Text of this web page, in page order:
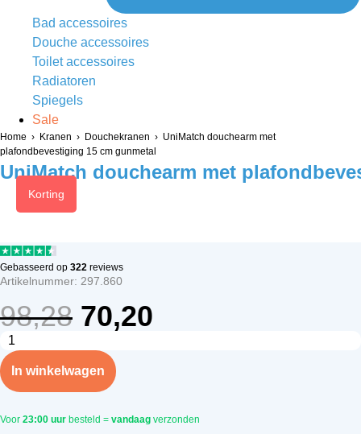
Bad accessoires
Douche accessoires
Toilet accessoires
Radiatoren
Spiegels
Sale
Home › Kranen › Douchekranen › UniMatch douchearm met
plafondbevestiging 15 cm gunmetal
UniMatch douchearm met
Korting
Gebasseerd op 322 reviews
Artikelnummer: 297.860
98,28 Oorspronkelijke
prijs
was:
98,28.
70,20
UniMatch
douchearm
met
plafondbevestiging
15
gunmetal
aantal
In winkelwagen
Voor 23:00 uur besteld = vandaag verzonden